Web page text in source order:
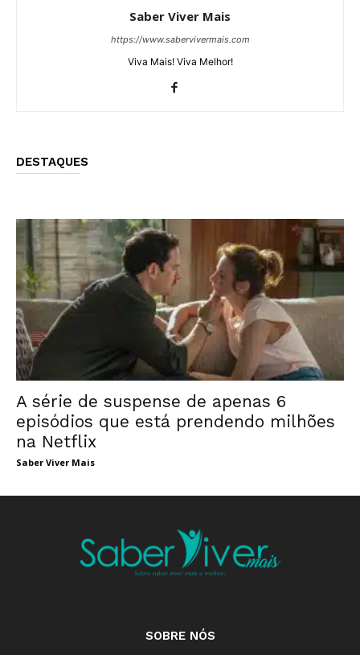
Saber Viver Mais
https://www.sabervivermais.com
Viva Mais! Viva Melhor!
DESTAQUES
A série de suspense de apenas 6
episódios que está prendendo milhões
na Netflix
Saber Viver Mais
SOBRE NÓS